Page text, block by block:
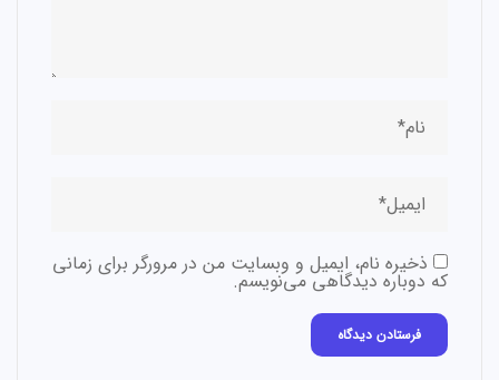
ذخیره نام، ایمیل و وبسایت من در مرورگر برای زمانی
که دوباره دیدگاهی می‌نویسم.